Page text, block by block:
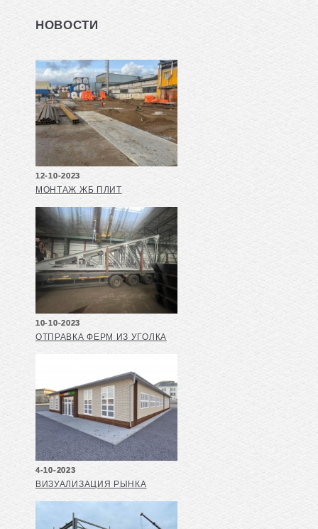
НОВОСТИ
12-10-2023
МОНТАЖ ЖБ ПЛИТ
10-10-2023
ОТПРАВКА ФЕРМ ИЗ УГОЛКА
4-10-2023
ВИЗУАЛИЗАЦИЯ РЫНКА